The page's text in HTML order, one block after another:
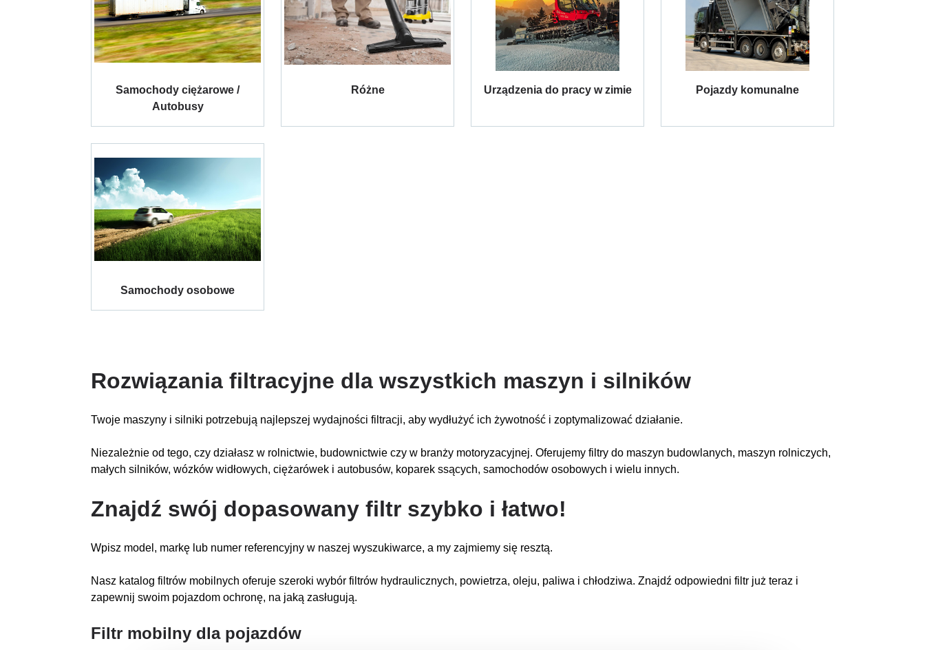
Samochody ciężarowe /
Autobusy
Różne Urządzenia do pracy w zimie Pojazdy komunalne
Samochody osobowe
Rozwiązania filtracyjne dla wszystkich maszyn i silników
Twoje maszyny i silniki potrzebują najlepszej wydajności filtracji, aby wydłużyć ich żywotność i zoptymalizować działanie.
Niezależnie od tego, czy działasz w rolnictwie, budownictwie czy w branży motoryzacyjnej. Oferujemy filtry do maszyn budowlanych, maszyn rolniczych,
małych silników, wózków widłowych, ciężarówek i autobusów, koparek ssących, samochodów osobowych i wielu innych.
Znajdź swój dopasowany filtr szybko i łatwo!
Wpisz model, markę lub numer referencyjny w naszej wyszukiwarce, a my zajmiemy się resztą.
Nasz katalog filtrów mobilnych oferuje szeroki wybór filtrów hydraulicznych, powietrza, oleju, paliwa i chłodziwa. Znajdź odpowiedni filtr już teraz i
zapewnij swoim pojazdom ochronę, na jaką zasługują.
Filtr mobilny dla pojazdów